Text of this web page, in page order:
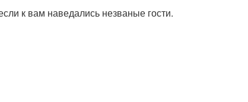
к вам наведались незваные гости.